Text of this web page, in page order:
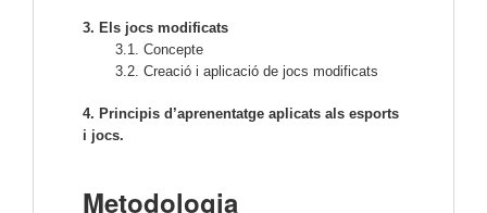
3. Els jocs modificats
3.1. Concepte
3.2. Creació i aplicació de jocs modificats
4. Principis d’aprenentatge aplicats als esports
i jocs.
Metodologia